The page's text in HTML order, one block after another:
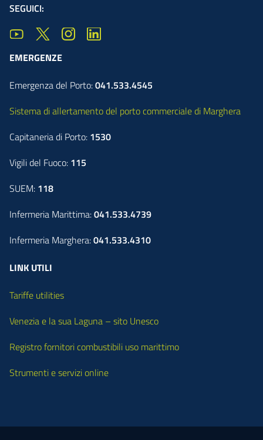
SEGUICI:
EMERGENZE
Emergenza del Porto:041.533.4545
Sistema di allertamento del porto commerciale di Marghera
Capitaneria di Porto: 1530
Vigili del Fuoco: 115
SUEM: 118
Infermeria Marittima:041.533.4739
Infermeria Marghera:041.533.4310
LINK UTILI
Tariffe utilities
Venezia e la sua Laguna – sito Unesco
Registro fornitori combustibili uso marittimo
Strumenti e servizi online